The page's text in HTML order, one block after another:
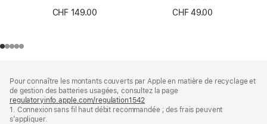
CHF 149.00
CHF 49.00
de
page
de
bas
de
page
Pour connaître les montants couverts par Apple en matière de recyclage et
de gestion des batteries usagées, consultez la page
regulatoryinfo.apple.com/regulation1542
dans
1. Connexion sans fil haut débit recommandée ; des frais peuvent
s’appliquer.